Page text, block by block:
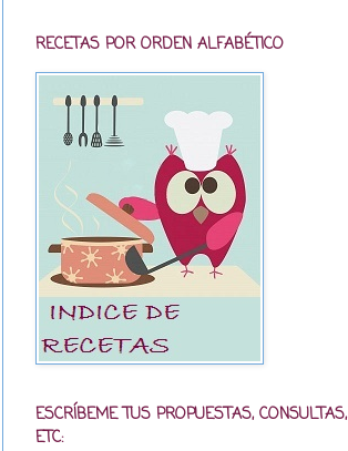
RECETAS POR ORDEN ALFABÉTICO
ESCRÍBEME TUS PROPUESTAS, CONSULTAS,
ETC: